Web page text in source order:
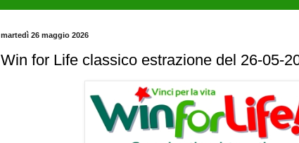
martedì 26 maggio 2026
Win for Life classico estrazione del 26-05-